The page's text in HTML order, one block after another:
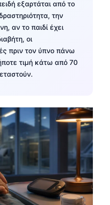
εξαρτάται από το
την
αν το παιδί έχει
οι
πριν τον ύπνο πάνω
τιμή κάτω από 70